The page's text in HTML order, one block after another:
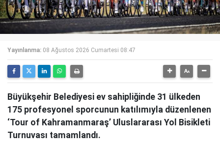
Yayınlanma: 08 Ağustos 2026 Cumartesi 08:47
Büyükşehir Belediyesi ev sahipliğinde 31 ülkeden
175 profesyonel sporcunun katılımıyla düzenlenen
‘Tour of Kahramanmaraş’ Uluslararası Yol Bisikleti
Turnuvası tamamlandı.